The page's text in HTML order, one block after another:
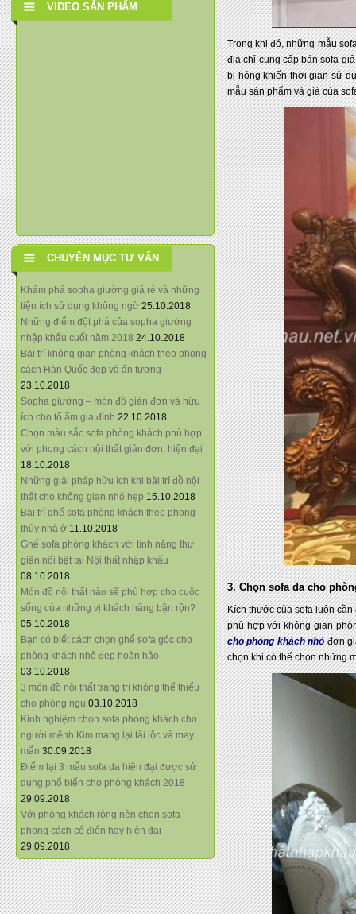
VIDEO SẢN PHẨM
CHUYÊN MỤC TƯ VẤN
Khám phá sopha giường giá rẻ và những
tiện ích sử dụng không ngờ 25.10.2018
Những điểm đột phá của sopha giường
nhập khẩu cuối năm 2018 24.10.2018
Bài trí không gian phòng khách theo phong
cách Hàn Quốc đẹp và ấn tượng
23.10.2018
Sopha giường – món đồ giản đơn và hữu
ích cho tổ ấm gia đình 22.10.2018
Chọn màu sắc sofa phòng khách phù hợp
với phong cách nội thất giản đơn, hiện đại
18.10.2018
Những giải pháp hữu ích khi bài trí đồ nội
thất cho không gian nhỏ hẹp 15.10.2018
Bài trí ghế sofa phòng khách theo phong
thủy nhà ở 11.10.2018
Ghế sofa phòng khách với tính năng thư
giãn nổi bật tại Nội thất nhập khẩu
08.10.2018
Món đồ nội thất nào sẽ phù hợp cho cuộc
sống của những vị khách hàng bận rộn?
05.10.2018
Bạn có biết cách chọn ghế sofa góc cho
phòng khách nhỏ đẹp hoàn hảo
03.10.2018
3 món đồ nội thất trang trí không thể thiếu
cho phòng ngủ 03.10.2018
Kinh nghiệm chọn sofa phòng khách cho
người mệnh Kim mang lại tài lộc và may
mắn 30.09.2018
Điểm lại 3 mẫu sofa da hiện đại được sử
dụng phổ biến cho phòng khách 2018
29.09.2018
Với phòng khách rộng nên chọn sofa
phong cách cổ điển hay hiện đại
29.09.2018
Trong khi đó, những mẫu
địa chỉ cung cấp bán sofa
bị hỏng khiến thời gian sử
mẫu sản phẩm và giá của
3. Chọn sofa da cho
Kích thước của sofa luôn
phù hợp với không gian
cho phòng khách nhỏđơn
chọn khi có thể chọn những